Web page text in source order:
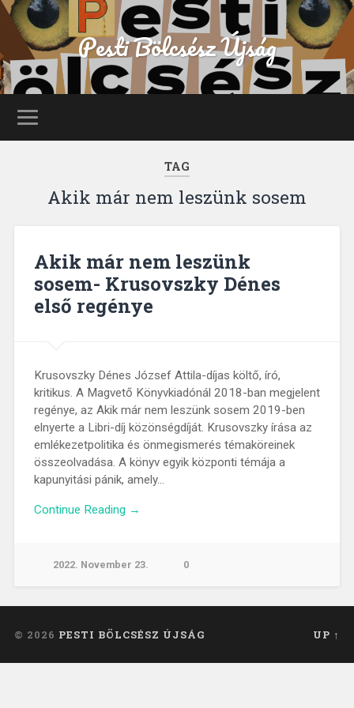
Pesti Bölcsész Újság
TAG
Akik már nem leszünk sosem
Akik már nem leszünk
sosem- Krusovszky Dénes
első regénye
Krusovszky Dénes József Attila-díjas költő, író,
kritikus. A Magvető Könyvkiadónál 2018-ban megjelent
regénye, az Akik már nem leszünk sosem 2019-ben
elnyerte a Libri-díj közönségdíját. Krusovszky írása az
emlékezetpolitika és önmegismerés témaköreinek
összeolvadása. A könyv egyik központi témája a
kapunyitási pánik, amely…
Continue Reading →
2022. November 23. 0
© 2026 PESTI BÖLCSÉSZ ÚJSÁG UP ↑